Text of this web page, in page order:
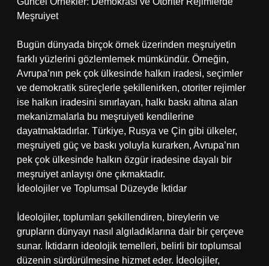
Meşruiyet
Bugün dünyada birçok örnek üzerinden meşruiyetin
farklı yüzlerini gözlemlemek mümkündür. Örneğin,
Avrupa’nın pek çok ülkesinde halkın iradesi, seçimler
ve demokratik süreçlerle şekillenirken, otoriter rejimler
ise halkın iradesini sınırlayan, halkı baskı altına alan
mekanizmalarla bu meşruiyeti kendilerine
dayatmaktadırlar. Türkiye, Rusya ve Çin gibi ülkeler,
meşruiyeti güç ve baskı yoluyla kurarken, Avrupa’nın
pek çok ülkesinde halkın özgür iradesine dayalı bir
meşruiyet anlayışı öne çıkmaktadır.
İdeolojiler ve Toplumsal Düzeyde İktidar
İdeolojiler, toplumları şekillendiren, bireylerin ve
grupların dünyayı nasıl algıladıklarına dair bir çerçeve
sunar. İktidarın ideolojik temelleri, belirli bir toplumsal
düzenin sürdürülmesine hizmet eder. İdeolojiler,